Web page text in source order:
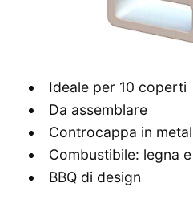
Ideale per 10 coperti
Da assemblare
Controcappa in
Combustibile: legna
BBQ di design